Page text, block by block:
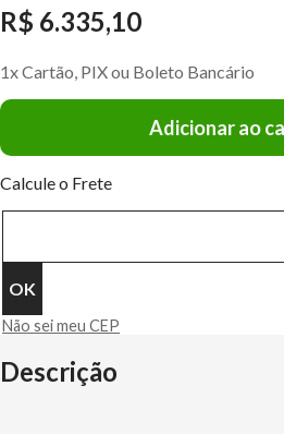
R$ 6.335,10
1x Cartão, PIX ou Boleto Bancário
Adicionar ao
Calcule o Frete
Não sei meu CEP
Descrição